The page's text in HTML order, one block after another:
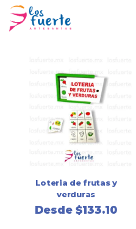
Loteria de frutas y
verduras
Desde$133.10